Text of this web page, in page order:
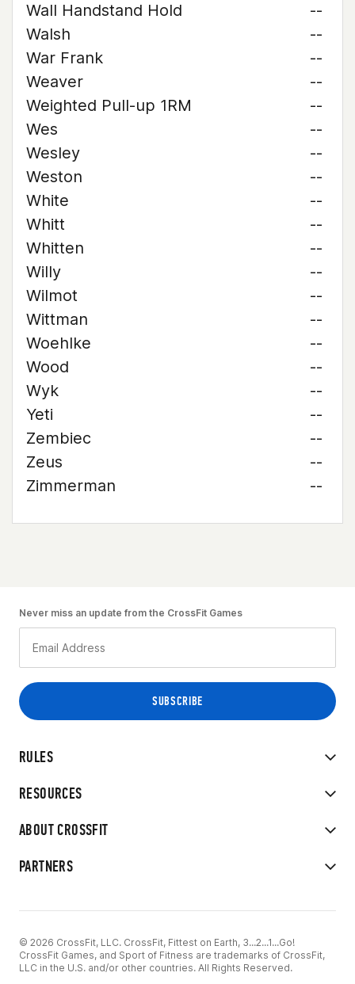
Wall Handstand Hold
--
Walsh
--
War Frank
--
Weaver
--
Weighted Pull-up 1RM
--
Wes
--
Wesley
--
Weston
--
White
--
Whitt
--
Whitten
--
Willy
--
Wilmot
--
Wittman
--
Woehlke
--
Wood
--
Wyk
--
Yeti
--
Zembiec
--
Zeus
--
Zimmerman
--
RULES
RESOURCES
ABOUT CROSSFIT
PARTNERS
Never miss an update from the CrossFit Games
© 2026 CrossFit, LLC. CrossFit, Fittest on Earth, 3...2...1...Go!
CrossFit Games, and Sport of Fitness are trademarks of CrossFit,
LLC in the U.S. and/or other countries. All Rights Reserved.